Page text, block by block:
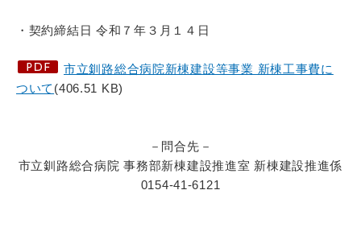
・契約締結日 令和７年３月１４日
市立釧路総合病院新棟建設等事業 新棟工事費に
ついて (406.51 KB)
－問合先－
市立釧路総合病院 事務部新棟建設推進室 新棟建設推進係
0154-41-6121